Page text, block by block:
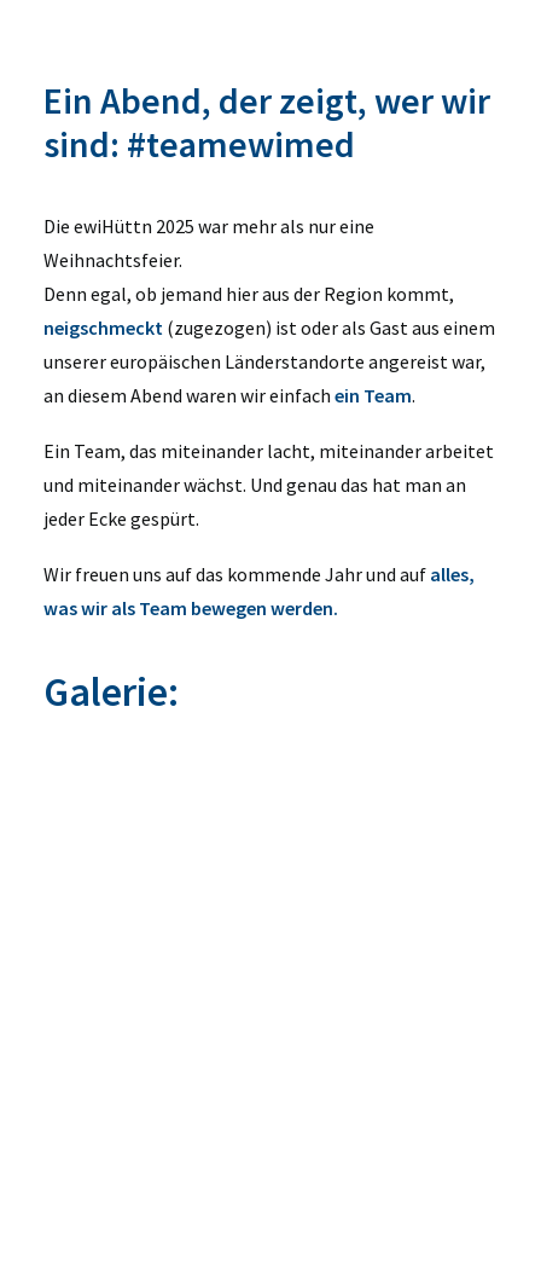
Ein Abend, der zeigt, wer wir
sind: #teamewimed
Die ewiHüttn 2025 war mehr als nur eine
Weihnachtsfeier.
Denn egal, ob jemand hier aus der Region kommt,
neigschmeckt (zugezogen) ist oder als Gast aus einem
unserer europäischen Länderstandorte angereist war,
an diesem Abend waren wir einfach ein Team.
Ein Team, das miteinander lacht, miteinander arbeitet
und miteinander wächst. Und genau das hat man an
jeder Ecke gespürt.
Wir freuen uns auf das kommende Jahr und auf alles,
was wir als Team bewegen werden.
Galerie: